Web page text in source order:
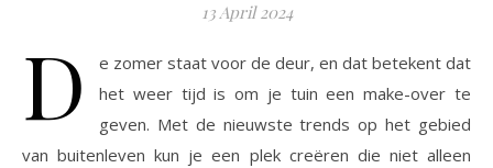
13 April 2024
D
e zomer staat voor de deur, en dat betekent dat
het weer tijd is om je tuin een make-over te
geven. Met de nieuwste trends op het gebied
van buitenleven kun je een plek creëren die niet alleen